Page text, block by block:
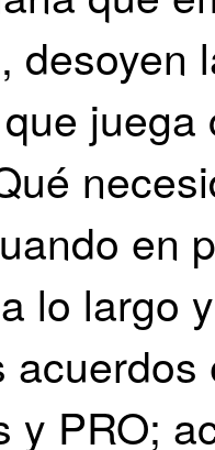
desoyen
en
lo largo
y PRO;